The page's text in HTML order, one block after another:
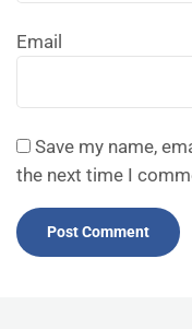
Email
Save my name,
the next time I